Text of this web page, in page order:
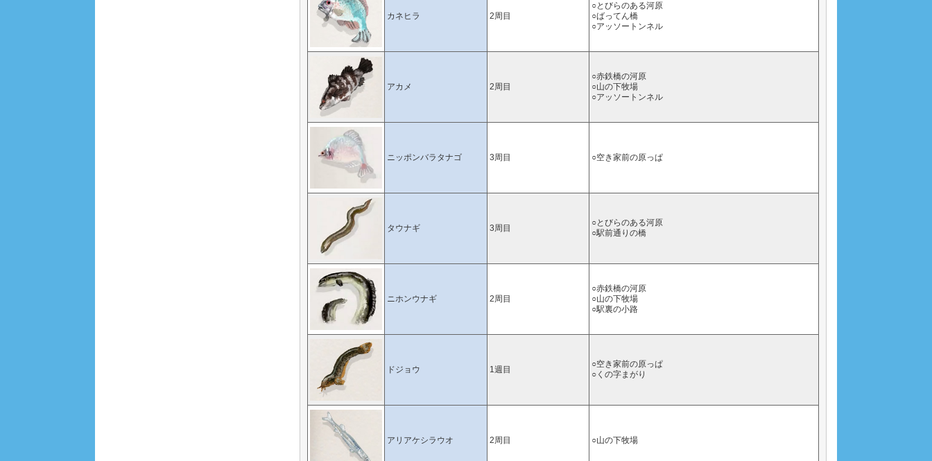
カネヒラ 2周目
○とびらのある河原
○ばってん橋
○アッソートンネル
アカメ 2周目
○赤鉄橋の河原
○山の下牧場
○アッソートンネル
ニッポンバラタナゴ 3周目 ○空き家前の原っぱ
タウナギ 3周目
○とびらのある河原
○駅前通りの橋
ニホンウナギ 2周目
○赤鉄橋の河原
○山の下牧場
○駅裏の小路
ドジョウ 1週目
○空き家前の原っぱ
○くの字まがり
アリアケシラウオ 2周目 ○山の下牧場